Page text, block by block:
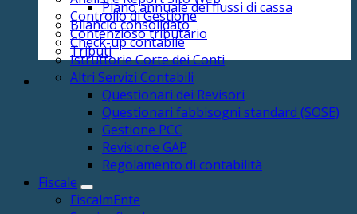
Controllo di Gestione
Contenzioso tributario
Tributi
Piano annuale dei flussi di cassa
Bilancio consolidato
Check-up contabile
Istruttorie Corte dei Conti
Altri Servizi Contabili
Questionari dei Revisori
Questionari fabbisogni standard (SOSE)
Gestione PCC
Revisione GAP
Regolamento di contabilità
Fiscale
FiscalmEnte